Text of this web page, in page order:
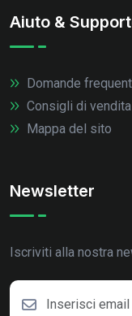
Aiuto &
Domande
Consigli di vendita
Mappa del sito
Newsletter
Iscriviti alla nostra